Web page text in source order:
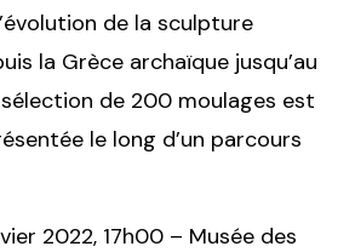
de la sculpture
la Grèce archaïque jusqu’au
sélection de 200 moulages est
le long d’un parcours
2022, 17h00 – Musée des